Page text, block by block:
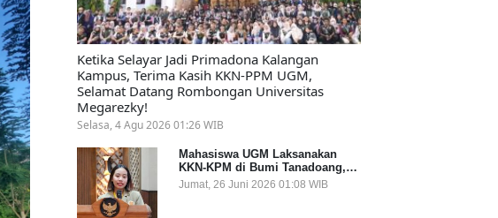
Ketika Selayar Jadi Primadona Kalangan
Kampus, Terima Kasih KKN-PPM UGM,
Selamat Datang Rombongan Universitas
Megarezky!
Selasa, 4 Agu 2026 01:26 WIB
Mahasiswa UGM Laksanakan
KKN-KPM di Bumi Tanadoang,
Diminta Dukung Gemerlap dan
Beri Solusi pada Persoalan
Jumat, 26 Juni 2026 01:08 WIB